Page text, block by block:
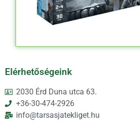
Elérhetőségeink
2030 Érd Duna utca 63.
+36-30-474-2926
info@tarsasjatekliget.hu